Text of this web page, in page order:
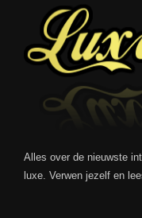
Alles over de nieuwste
luxe. Verwen jezelf en